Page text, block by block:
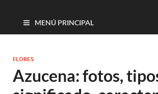
MENÚ PRINCIPAL
FLORES
Azucena: fotos,